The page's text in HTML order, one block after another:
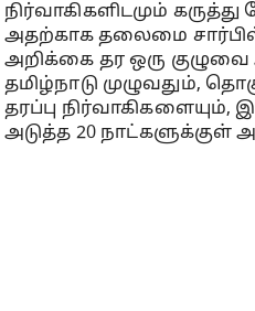
நிர்வாகிகளிடமும்
அதற்காக தலைமை
அறிக்கை தர ஒரு
தமிழ்நாடு முழுவதும்,
தரப்பு நிர்வாகிகளையும்,
அடுத்த 20 நாட்களுக்குள்